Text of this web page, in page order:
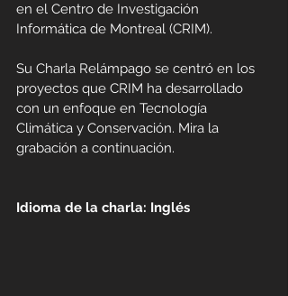
en el Centro de Investigación
Informática de Montreal (CRIM).
Su Charla Relámpago se centró en los
proyectos que CRIM ha desarrollado
con un enfoque en Tecnología
Climática y Conservación. Mira la
grabación a continuación.
Idioma de la charla: Inglés